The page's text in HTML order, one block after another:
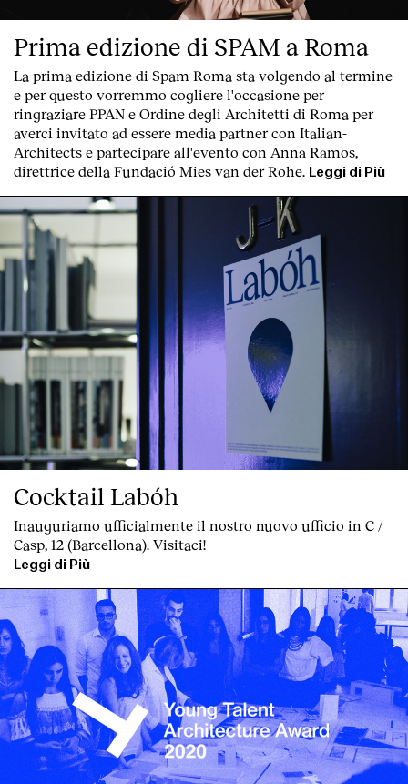
Prima edizione di SPAM a Roma
La prima edizione di Spam Roma sta volgendo al termine
e per questo vorremmo cogliere l'occasione per
ringraziare PPAN e Ordine degli Architetti di Roma per
averci invitato ad essere media partner con Italian-
Architects e partecipare all'evento con Anna Ramos,
direttrice della Fundació Mies van der Rohe. Leggi di Più
Cocktail Labóh
Inauguriamo ufficialmente il nostro nuovo ufficio in C /
Casp, 12 (Barcellona). Visitaci!
Leggi di Più